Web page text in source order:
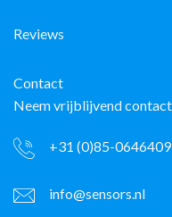
Reviews
Contact
Neem vrijblijvend
+31 (0)85-0646409
info@sensors.nl